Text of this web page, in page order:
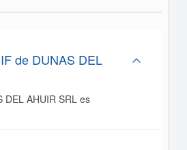
de DUNAS DEL
DEL AHUIR SRL es